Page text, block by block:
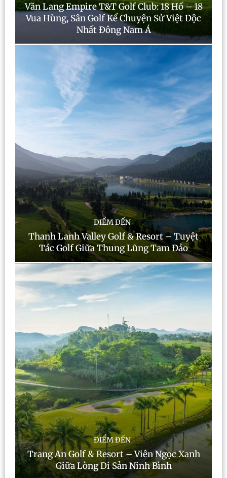
Văn Lang Empire T&T Golf Club: 18 Hố – 18
Vua Hùng, Sân Golf Kể Chuyện Sử Việt Độc
Nhất Đông Nam Á
ĐIỂM ĐẾN
Thanh Lanh Valley Golf & Resort – Tuyệt
Tác Golf Giữa Thung Lũng Tam Đảo
ĐIỂM ĐẾN
Trang An Golf & Resort – Viên Ngọc Xanh
Giữa Lòng Di Sản Ninh Bình